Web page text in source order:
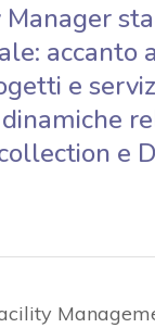
accanto
e
e